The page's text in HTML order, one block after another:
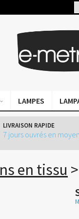
LAMPES
LIVRAISON RAPIDE
7 jours ouvrés en
en tissu